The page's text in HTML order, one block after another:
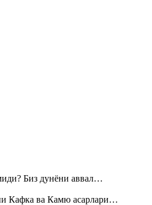
Биз дунёни аввал…
Кафка ва Камю асарлари…